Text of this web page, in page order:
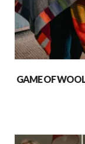
GAME OF